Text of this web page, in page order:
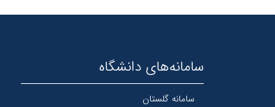
سامانه‌های دانشگاه
سامانه گلستان